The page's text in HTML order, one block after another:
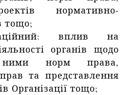
нормативно-
тощо;
вплив на
органів щодо
ними норм права,
та представлення
Організації тощо;